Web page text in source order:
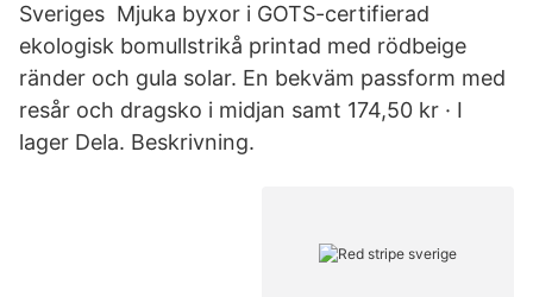
Sveriges Mjuka byxor i GOTS-certifierad
ekologisk bomullstrikå printad med rödbeige
ränder och gula solar. En bekväm passform med
resår och dragsko i midjan samt​ 174,50 kr · ‎I
lager Dela. Beskrivning.